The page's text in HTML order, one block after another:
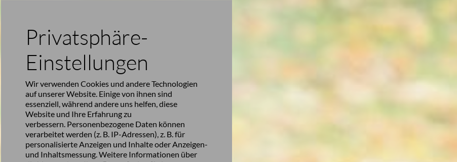
Privatsphäre-
Einstellungen
Wir verwenden Cookies und andere Technologien
auf unserer Website. Einige von ihnen sind
essenziell, während andere uns helfen, diese
Website und Ihre Erfahrung zu
verbessern. Personenbezogene Daten können
verarbeitet werden (z. B. IP-Adressen), z. B. für
personalisierte Anzeigen und Inhalte oder Anzeigen-
und Inhaltsmessung. Weitere Informationen über